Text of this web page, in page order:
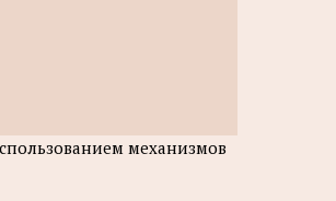
механизмов